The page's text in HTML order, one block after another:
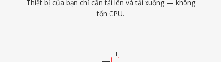
Thiết bị của bạn chỉ cần tải lên và tải xuống — không
tốn CPU.